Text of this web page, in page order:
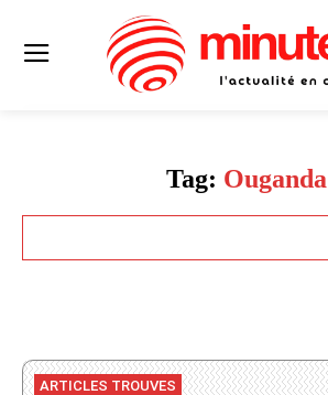
Tag: Ouganda
ARTICLES TROUVES